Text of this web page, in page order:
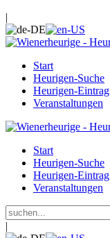
|
Start
Heurigen-Suche
Heurigen-Eintrag
Veranstaltungen
Start
Heurigen-Suche
Heurigen-Eintrag
Veranstaltungen
|